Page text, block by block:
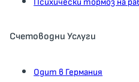
Психически тормоз на
Счетоводни Услуги
Одит в Германия